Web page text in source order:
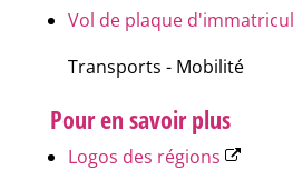
Vol de plaque
Transports - Mobilité
Pour en savoir plus
Logos des régions